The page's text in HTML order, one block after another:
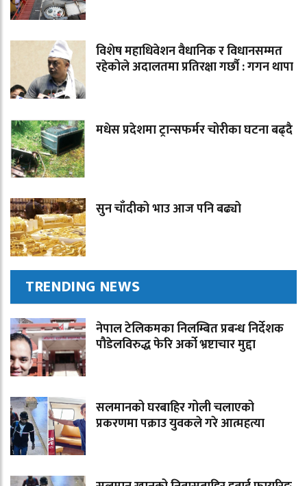
विशेष महाधिवेशन वैधानिक र विधानसम्मत
रहेकोले अदालतमा प्रतिरक्षा गर्छौ : गगन थापा
मधेस प्रदेशमा ट्रान्सफर्मर चोरीका घटना बढ्दै
सुन चाँदीको भाउ आज पनि बढ्यो
TRENDING NEWS
नेपाल टेलिकमका निलम्बित प्रबन्ध निर्देशक
पौडेलविरुद्ध फेरि अर्को भ्रष्टाचार मुद्दा
सलमानको घरबाहिर गोली चलाएको
प्रकरणमा पक्राउ युवकले गरे आत्महत्या